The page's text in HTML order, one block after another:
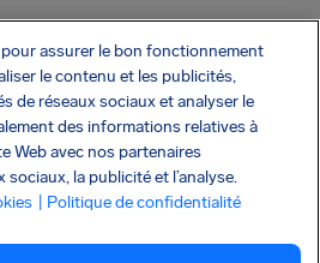
SocialTwitter
SocialInstagram
SocialLinkedin
NOTRE APPLI GRATUITE
assurer le bon fonctionnement
le contenu et les publicités,
de réseaux sociaux et analyser le
des informations relatives à
Web avec nos partenaires
la publicité et l’analyse.
| Politique de confidentialité